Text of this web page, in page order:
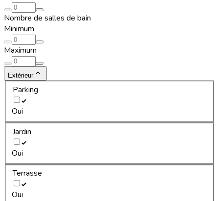
Nombre de salles de bain
Minimum
Maximum
Extérieur
Parking
Oui
Jardin
Oui
Terrasse
Oui